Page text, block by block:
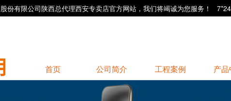
份有限公司陕西总代理西安专卖店官方网站，我们将竭诚为您服务！
首页 公司简介 工程案例 产品